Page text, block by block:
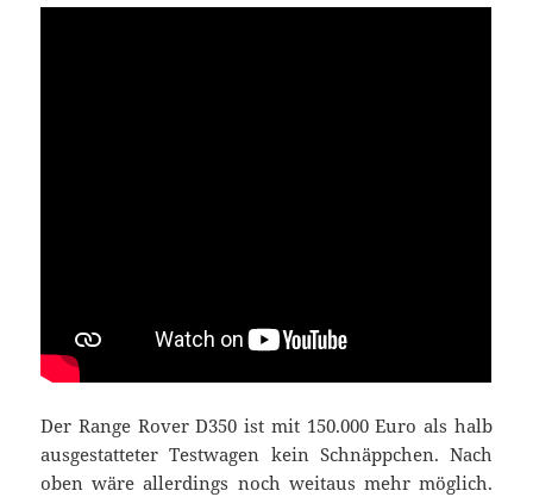
Der Range Rover D350 ist mit 150.000 Euro als halb
ausgestatteter Testwagen kein Schnäppchen. Nach
oben wäre allerdings noch weitaus mehr möglich.